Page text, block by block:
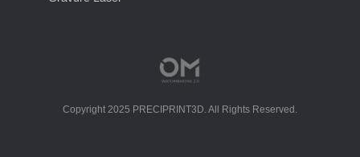
Copyright 2025 PRECIPRINT3D. All Rights Reserved.